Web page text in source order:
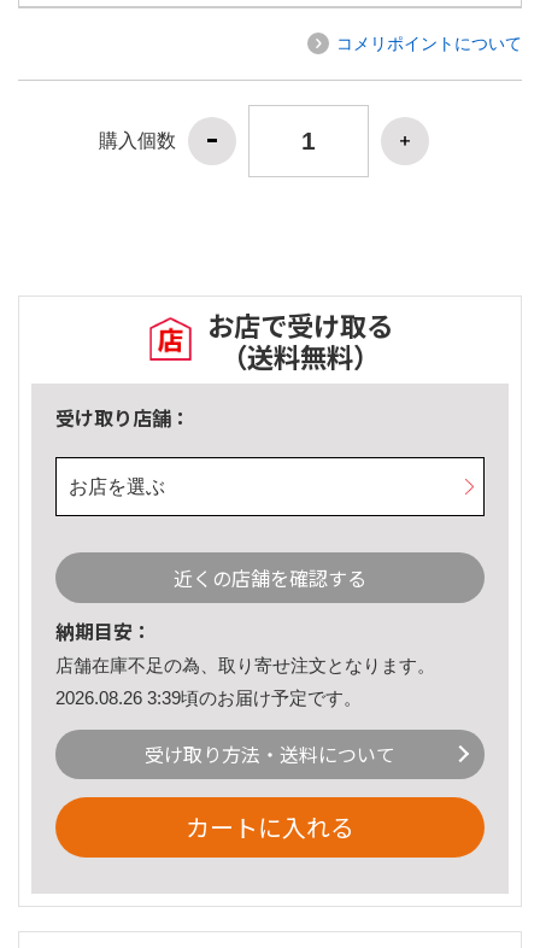
コメリポイントについて
購入個数
お店で受け取る
（送料無料）
受け取り店舗：
お店を選ぶ
近くの店舗を確認する
納期目安：
店舗在庫不足の為、取り寄せ注文となります。
2026.08.26 3:39頃のお届け予定です。
受け取り方法・送料について
カートに入れる